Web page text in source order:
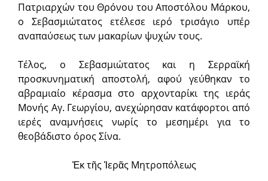
Πατριαρχών του Θρόνου του Αποστόλου Μάρκου,
ο Σεβασμιώτατος ετέλεσε ιερό τρισάγιο υπέρ
αναπαύσεως των μακαρίων ψυχών τους.
Τέλος, ο Σεβασμιώτατος και η Σερραϊκή
προσκυνηματική αποστολή, αφού γεύθηκαν το
αβραμιαίο κέρασμα στο αρχονταρίκι της ιεράς
Μονής Αγ. Γεωργίου, ανεχώρησαν κατάφορτοι από
ιερές αναμνήσεις νωρίς το μεσημέρι για το
θεοβάδιστο όρος Σίνα.
Ἐκ τῆς Ἱερᾶς Μητροπόλεως